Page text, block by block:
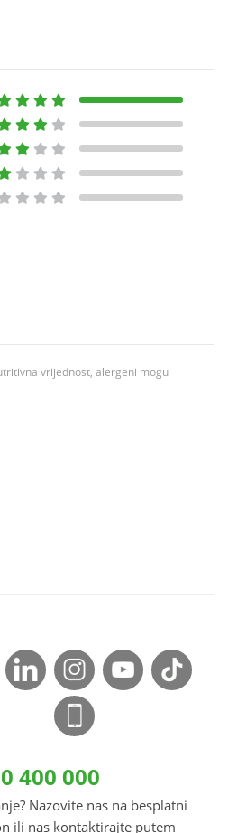
vrijednost, alergeni mogu
400 000
Nazovite nas na besplatni
ili nas kontaktirajte putem